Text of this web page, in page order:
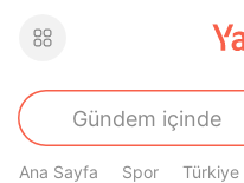
Ana Sayfa Spor Türkiye